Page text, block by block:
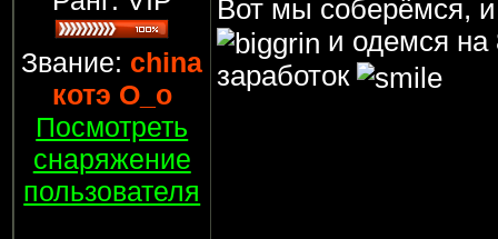
Звание: china
котэ О_о
Посмотреть
снаряжение
пользователя
Вот мы соберёмся,
и одемся на
заработок